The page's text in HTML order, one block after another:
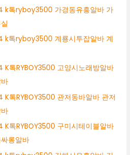
k톡ryboy3500 가경동유흥알바 가
k톡ryboy3500 계룡시투잡알바 계
톡RYBOY3500 고양시노래방알바
톡RYBOY3500 관저동바알바 관저
톡RYBOY3500 구미시테이블알바
롱알바